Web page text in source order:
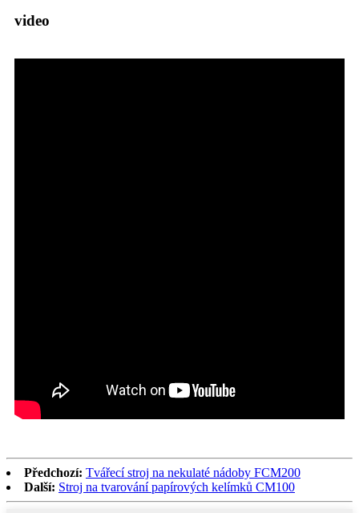
video
Předchozí: Tvářecí stroj na nekulaté nádoby FCM200
Další: Stroj na tvarování papírových kelímků CM100